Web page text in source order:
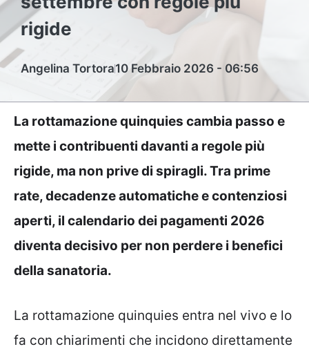
rigide
Angelina Tortora10 Febbraio 2026 - 06:56
La rottamazione quinquies cambia passo e
mette i contribuenti davanti a regole più
rigide, ma non prive di spiragli. Tra prime
rate, decadenze automatiche e contenziosi
aperti, il calendario dei pagamenti 2026
diventa decisivo per non perdere i benefici
della sanatoria.
La rottamazione quinquies entra nel vivo e lo
fa con chiarimenti che incidono direttamente